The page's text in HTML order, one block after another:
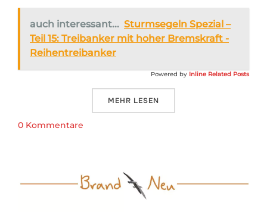
auch interessant... Sturmsegeln Spezial –
Teil 15: Treibanker mit hoher Bremskraft -
Reihentreibanker
Powered by Inline Related Posts
MEHR ÜBER „STURMSEGELN SPEZIAL
LESEN
0 Kommentare